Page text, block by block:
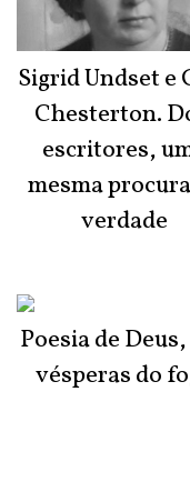
Sigrid Undset e
Chesterton.
escritores,
mesma
verdade
Poesia de
vésperas do